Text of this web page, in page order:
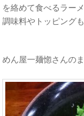
を絡めて食べるラーメ
調味料やトッピング
めん屋一麺惚さんの